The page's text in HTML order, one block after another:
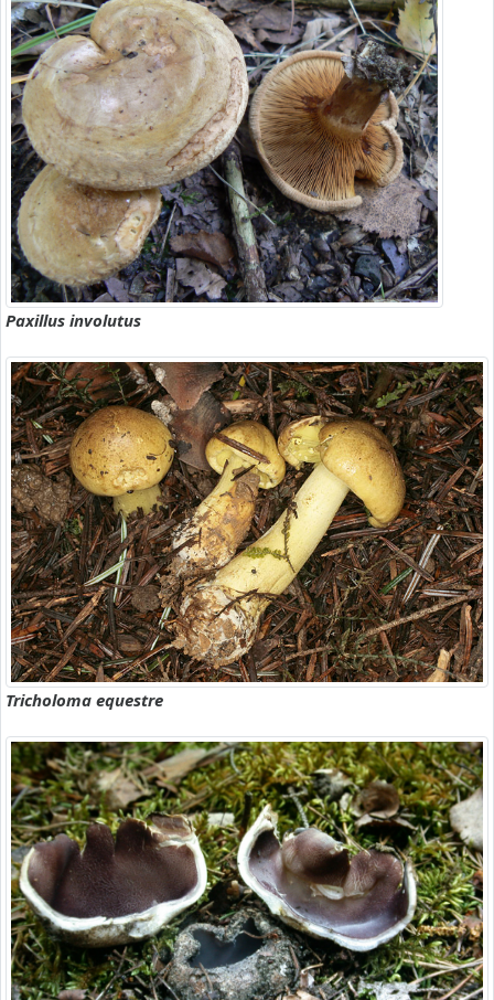
Paxillus involutus
Tricholoma equestre